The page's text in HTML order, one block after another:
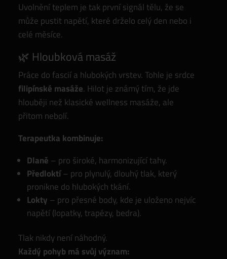
Uvolnění teplem je tak první signál tělu, že se
může pustit napětí, které drželo celý den nebo i
celé měsíce.
🌿 Hloubková masáž
Práce do fascií a hlubokých vrstev. Tohle je srdce
filipínské masáže. Hilot je známý tím, že jde
hlouběji než klasické wellness masáže, ale
přitom nebolí.
Terapeutka kombinuje:
Dlaně – pro široké, harmonizující tahy.
Předloktí– pro plynulý, dlouhý tlak, který
pronikne do hlubokých tkání.
Lokty – pro přesné body, kde je uloženo nejvíc
napětí (lopatky, trapézy, bedra).
Tlak nikdy není náhodný.
Každý pohyb má svůj význam: